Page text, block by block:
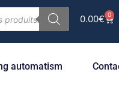
0.00€ 0
automatism